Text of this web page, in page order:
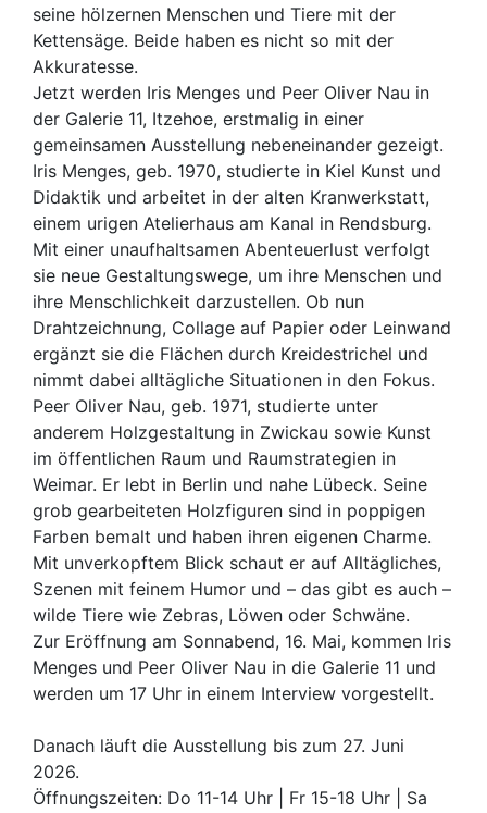
seine hölzernen Menschen und Tiere mit der
Kettensäge. Beide haben es nicht so mit der
Akkuratesse.
Jetzt werden Iris Menges und Peer Oliver Nau in
der Galerie 11, Itzehoe, erstmalig in einer
gemeinsamen Ausstellung nebeneinander gezeigt.
Iris Menges, geb. 1970, studierte in Kiel Kunst und
Didaktik und arbeitet in der alten Kranwerkstatt,
einem urigen Atelierhaus am Kanal in Rendsburg.
Mit einer unaufhaltsamen Abenteuerlust verfolgt
sie neue Gestaltungswege, um ihre Menschen und
ihre Menschlichkeit darzustellen. Ob nun
Drahtzeichnung, Collage auf Papier oder Leinwand
ergänzt sie die Flächen durch Kreidestrichel und
nimmt dabei alltägliche Situationen in den Fokus.
Peer Oliver Nau, geb. 1971, studierte unter
anderem Holzgestaltung in Zwickau sowie Kunst
im öffentlichen Raum und Raumstrategien in
Weimar. Er lebt in Berlin und nahe Lübeck. Seine
grob gearbeiteten Holzfiguren sind in poppigen
Farben bemalt und haben ihren eigenen Charme.
Mit unverkopftem Blick schaut er auf Alltägliches,
Szenen mit feinem Humor und – das gibt es auch –
wilde Tiere wie Zebras, Löwen oder Schwäne.
Zur Eröffnung am Sonnabend, 16. Mai, kommen Iris
Menges und Peer Oliver Nau in die Galerie 11 und
werden um 17 Uhr in einem Interview vorgestellt.
Danach läuft die Ausstellung bis zum 27. Juni
2026.
Öffnungszeiten: Do 11-14 Uhr | Fr 15-18 Uhr | Sa